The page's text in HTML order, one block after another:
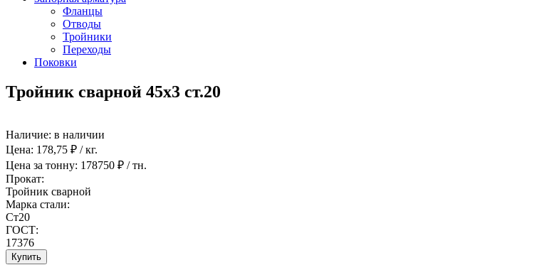
Фланцы
Отводы
Тройники
Переходы
Поковки
Тройник сварной 45х3 ст.20
Наличие: в наличии
Цена: 178,75 ₽ / кг.
Цена за тонну: 178750 ₽ / тн.
Прокат:
Тройник сварной
Марка стали:
Ст20
ГОСТ:
17376
Купить